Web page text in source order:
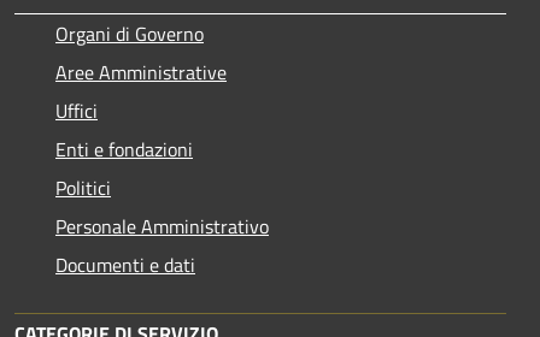
Organi di Governo
Aree Amministrative
Uffici
Enti e fondazioni
Politici
Personale Amministrativo
Documenti e dati